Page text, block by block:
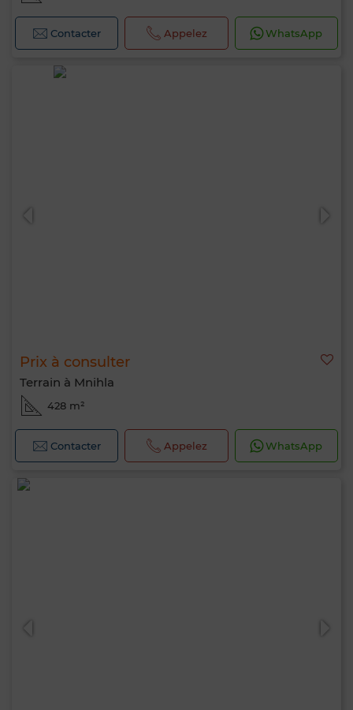
Contacter Appelez WhatsApp
Prix à consulter
Terrain à Mnihla
428 m²
Contacter Appelez WhatsApp